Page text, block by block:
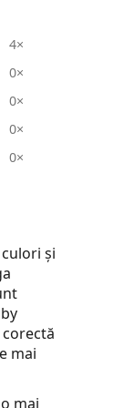
4×
0×
0×
0×
0×
și
mai
mai